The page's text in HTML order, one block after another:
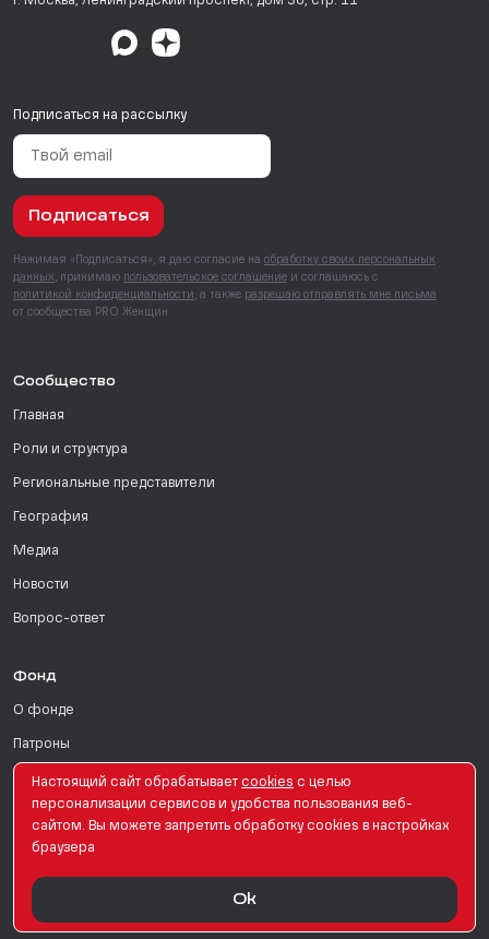
Подписаться на рассылку
Подписаться
Нажимая «Подписаться», я даю согласие на обработку своих персональных
данных , принимаю пользовательское соглашение и соглашаюсь с
политикой конфиденциальности , а также разрешаю отправлять мне письма
от сообщества PRO Женщин.
Сообщество
Главная
Роли и структура
Региональные представители
География
Медиа
Новости
Вопрос-ответ
Фонд
О фонде
Патроны
Поддержать
Для СМИ
© PRO Женщин. Все права защищены. 2026
Настоящий сайт обрабатывает сookies с целью
персонализации сервисов и удобства пользования веб-
сайтом. Вы можете запретить обработку сookies в настройках
браузера
Ok